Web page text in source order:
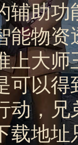
辅助功
能物
上大师
可以
动，
载地